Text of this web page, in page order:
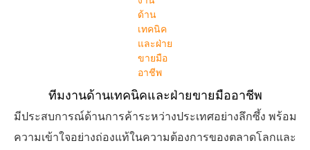
ทีมงานด้านเทคนิคและฝ่ายขายมืออาชีพ
มีประสบการณ์ด้านการค้าระหว่างประเทศอย่างลึกซึ้ง พร้อม
ความเข้าใจอย่างถ่องแท้ในความต้องการของตลาดโลกและ